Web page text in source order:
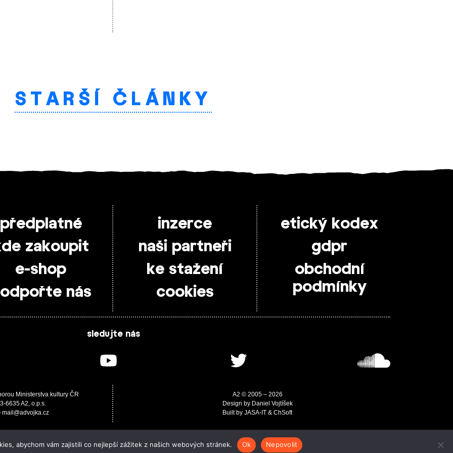
STARŠÍ ČLÁNKY
předplatné
zakoupit
e-shop
nás
inzerce
naši partneři
ke stažení
cookies
etický kodex
gdpr
obchodní
podmínky
sledujte nás
Ministerstva kultury ČR
6635 A2, o.p.s.
mail@advojka.cz
A2 © 2005 – 2026
Design by Daniel Vojtíšek
Built by JASA-IT & ChSoft
abychom vám zajistili co nejlepší zážitek z našich webových stránek. Ok Nepovolit